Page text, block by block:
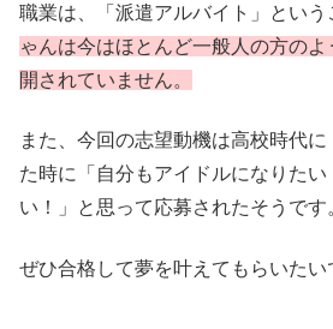
職業は、「派遣アルバイト」という
ゃんは今はほとんど一般人の方の
開されていません。
また、今回の志望動機は高校時代
た時に「自分もアイドルになりた
い！」と思って応募されたそうです
ぜひ合格して夢を叶えてもらいた